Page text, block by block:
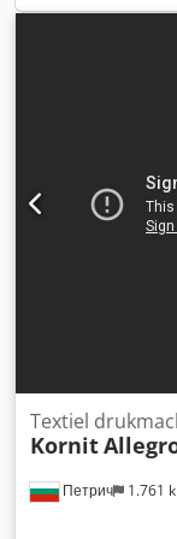
2000,
bandafmetingen
4kW, gewicht:
Петрич 1.761
Textiel
Kornit